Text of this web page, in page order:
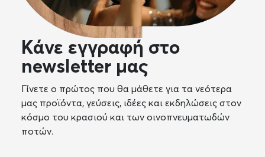
Κάνε εγγραφή στο
newsletter μας
Γίνετε ο πρώτος που θα μάθετε για τα νεότερα
μας προϊόντα, γεύσεις, ιδέες και εκδηλώσεις στον
κόσμο του κρασιού και των οινοπνευματωδών
ποτών.